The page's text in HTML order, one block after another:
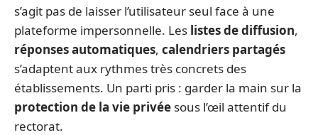
s’agit pas de laisser l’utilisateur seul face à une
plateforme impersonnelle. Les listes de diffusion,
réponses automatiques, calendriers partagés
s’adaptent aux rythmes très concrets des
établissements. Un parti pris : garder la main sur la
protection de la vie privée sous l’œil attentif du
rectorat.